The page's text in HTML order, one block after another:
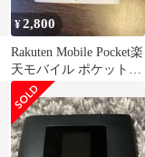
¥2,800
Rakuten Mobile Pocket楽
天モバイル ポケット
WiFi 2C